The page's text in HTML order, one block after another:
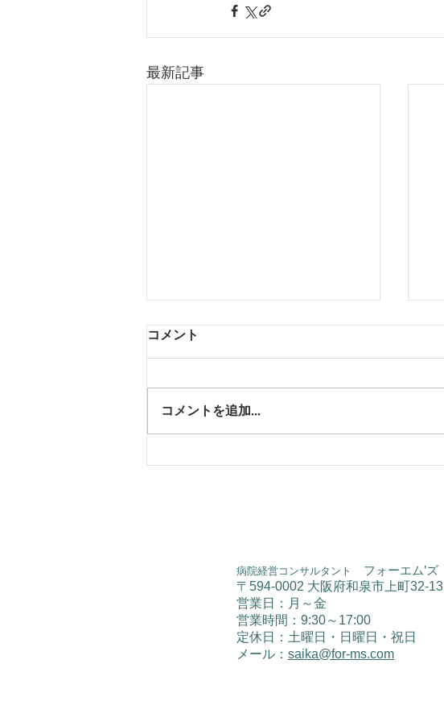
最新記事
コメント
コメントを追加…
病院経営コンサルタント
フォーエム’ズ
〒594-0002 大阪府和泉市上町32-13
営業日：月～金
​営業時間：9:30～17:00
​定休日：土曜日・日曜日・祝日
メール： saika@for-ms.com